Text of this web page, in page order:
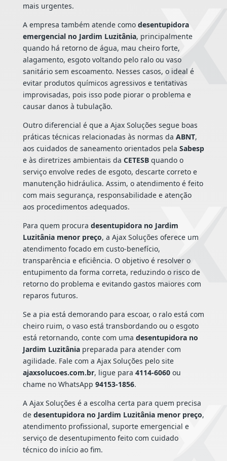
mais urgentes.
A empresa também atende como desentupidora
emergencial no Jardim Luzitânia, principalmente
quando há retorno de água, mau cheiro forte,
alagamento, esgoto voltando pelo ralo ou vaso
sanitário sem escoamento. Nesses casos, o ideal é
evitar produtos químicos agressivos e tentativas
improvisadas, pois isso pode piorar o problema e
causar danos à tubulação.
Outro diferencial é que a Ajax Soluções segue boas
práticas técnicas relacionadas às normas da ABNT,
aos cuidados de saneamento orientados pela Sabesp
e às diretrizes ambientais da CETESBquando o
serviço envolve redes de esgoto, descarte correto e
manutenção hidráulica. Assim, o atendimento é feito
com mais segurança, responsabilidade e atenção
aos procedimentos adequados.
Para quem procura desentupidora no Jardim
Luzitânia menor preço, a Ajax Soluções oferece um
atendimento focado em custo-benefício,
transparência e eficiência. O objetivo é resolver o
entupimento da forma correta, reduzindo o risco de
retorno do problema e evitando gastos maiores com
reparos futuros.
Se a pia está demorando para escoar, o ralo está com
cheiro ruim, o vaso está transbordando ou o esgoto
está retornando, conte com uma desentupidora no
Jardim Luzitâniapreparada para atender com
agilidade. Fale com a Ajax Soluções pelo site
ajaxsolucoes.com.br, ligue para 4114-6060ou
chame no WhatsApp 94153-1856.
A Ajax Soluções é a escolha certa para quem precisa
de desentupidora no Jardim Luzitânia menor preço,
atendimento profissional, suporte emergencial e
serviço de desentupimento feito com cuidado
técnico do início ao fim.